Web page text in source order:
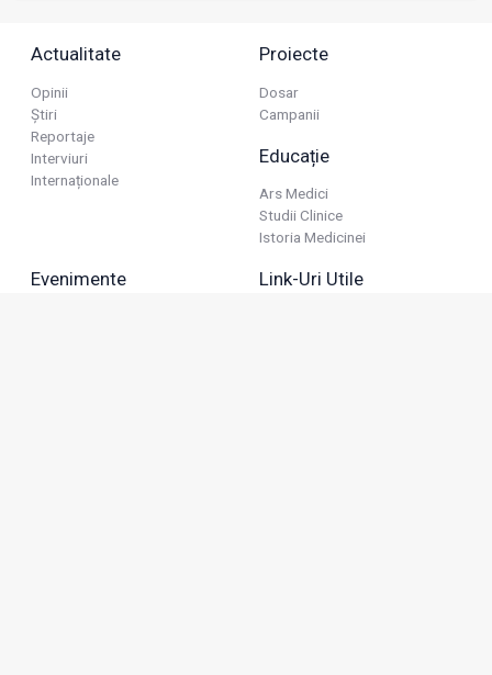
Actualitate
Opinii
Știri
Reportaje
Interviuri
Internaționale
Proiecte
Dosar
Campanii
Educație
Ars Medici
Studii Clinice
Istoria Medicinei
Evenimente Link-Uri Utile